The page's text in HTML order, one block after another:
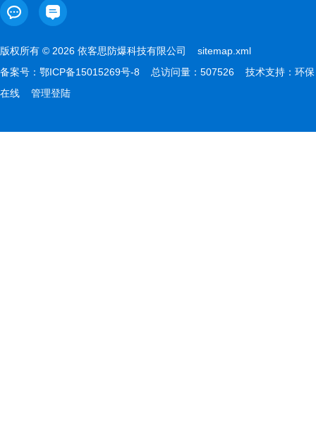
版权所有 © 2026 依客思防爆科技有限公司 sitemap.xml
备案号： 鄂ICP备15015269号-8 总访问量：507526 技术支持： 环保
在线
管理登陆